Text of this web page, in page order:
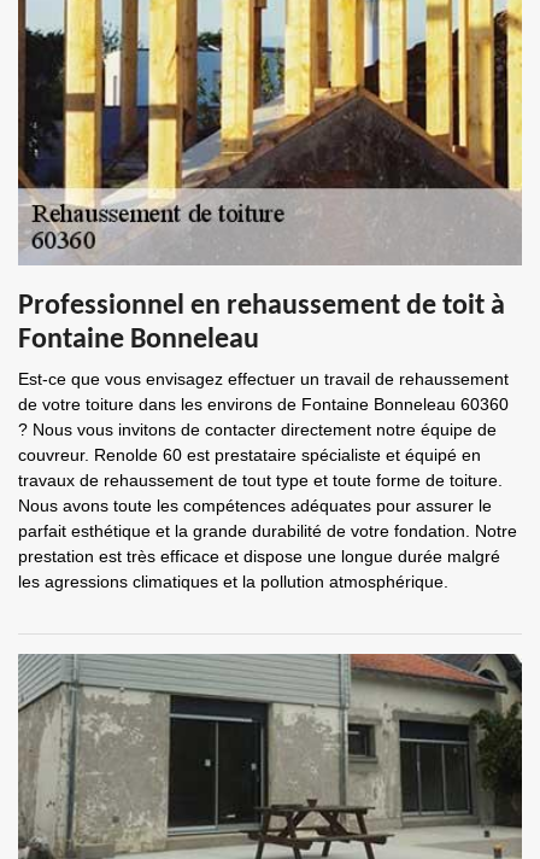
Professionnel en rehaussement de toit à
Fontaine Bonneleau
Est-ce que vous envisagez effectuer un travail de rehaussement
de votre toiture dans les environs de Fontaine Bonneleau 60360
? Nous vous invitons de contacter directement notre équipe de
couvreur. Renolde 60 est prestataire spécialiste et équipé en
travaux de rehaussement de tout type et toute forme de toiture.
Nous avons toute les compétences adéquates pour assurer le
parfait esthétique et la grande durabilité de votre fondation. Notre
prestation est très efficace et dispose une longue durée malgré
les agressions climatiques et la pollution atmosphérique.